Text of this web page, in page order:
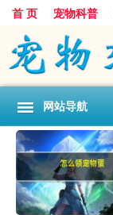
首 页 宠物科普
网站导航